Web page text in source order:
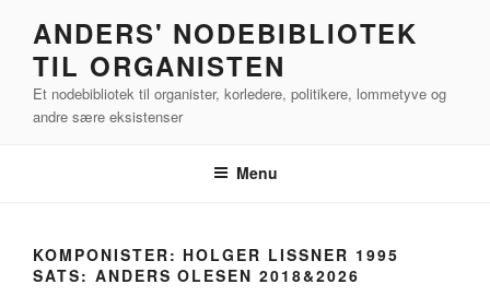
indhold
ANDERS' NODEBIBLIOTEK
TIL ORGANISTEN
Et nodebibliotek til organister, korledere, politikere, lommetyve og
andre sære eksistenser
Menu
KOMPONISTER: HOLGER LISSNER 1995
SATS: ANDERS OLESEN 2018&2026